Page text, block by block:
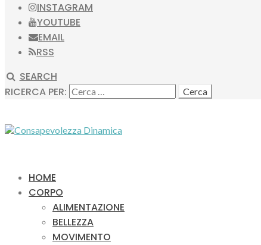
INSTAGRAM
YOUTUBE
EMAIL
RSS
SEARCH
RICERCA PER:
HOME
CORPO
ALIMENTAZIONE
BELLEZZA
MOVIMENTO